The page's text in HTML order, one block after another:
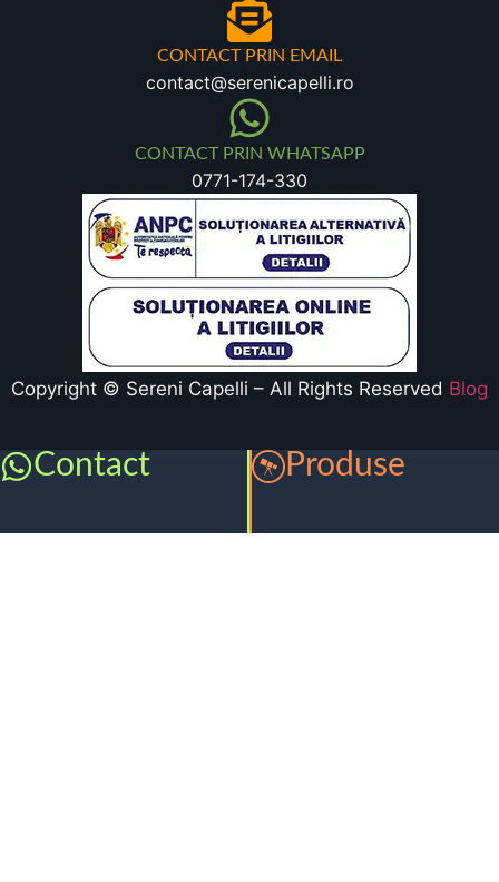
CONTACT PRIN EMAIL
contact@serenicapelli.ro
CONTACT PRIN WHATSAPP
0771-174-330
Copyright © Sereni Capelli – All Rights Reserved Blog
Contact Produse